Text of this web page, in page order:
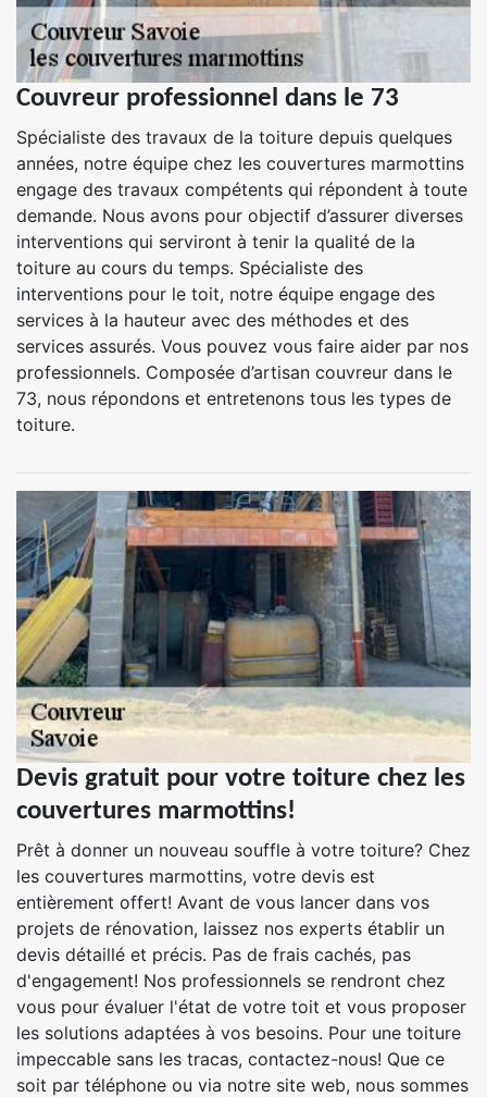
Couvreur professionnel dans le 73
Spécialiste des travaux de la toiture depuis quelques
années, notre équipe chez les couvertures marmottins
engage des travaux compétents qui répondent à toute
demande. Nous avons pour objectif d’assurer diverses
interventions qui serviront à tenir la qualité de la
toiture au cours du temps. Spécialiste des
interventions pour le toit, notre équipe engage des
services à la hauteur avec des méthodes et des
services assurés. Vous pouvez vous faire aider par nos
professionnels. Composée d’artisan couvreur dans le
73, nous répondons et entretenons tous les types de
toiture.
Devis gratuit pour votre toiture chez les
couvertures marmottins!
Prêt à donner un nouveau souffle à votre toiture? Chez
les couvertures marmottins, votre devis est
entièrement offert! Avant de vous lancer dans vos
projets de rénovation, laissez nos experts établir un
devis détaillé et précis. Pas de frais cachés, pas
d'engagement! Nos professionnels se rendront chez
vous pour évaluer l'état de votre toit et vous proposer
les solutions adaptées à vos besoins. Pour une toiture
impeccable sans les tracas, contactez-nous! Que ce
soit par téléphone ou via notre site web, nous sommes